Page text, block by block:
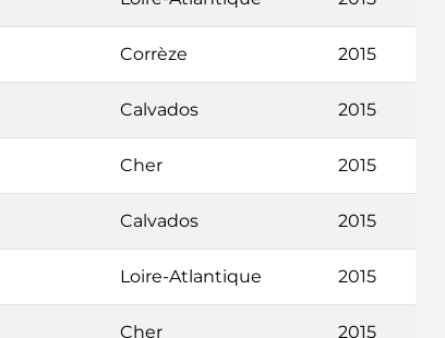
Corrèze 2015
Calvados 2015
Cher 2015
Calvados 2015
Loire-Atlantique 2015
Cher 2015